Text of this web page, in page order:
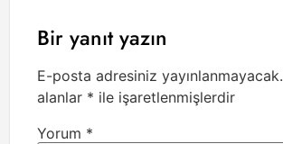
Bir yanıt yazın
E-posta adresiniz yayınlanmayacak.
alanlar * ile işaretlenmişlerdir
Yorum *